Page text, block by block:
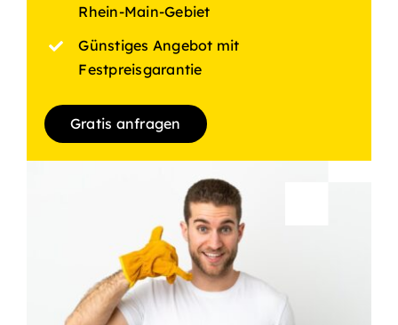
Rhein-Main-Gebiet
Günstiges Angebot mit
Festpreisgarantie
Gratis anfragen